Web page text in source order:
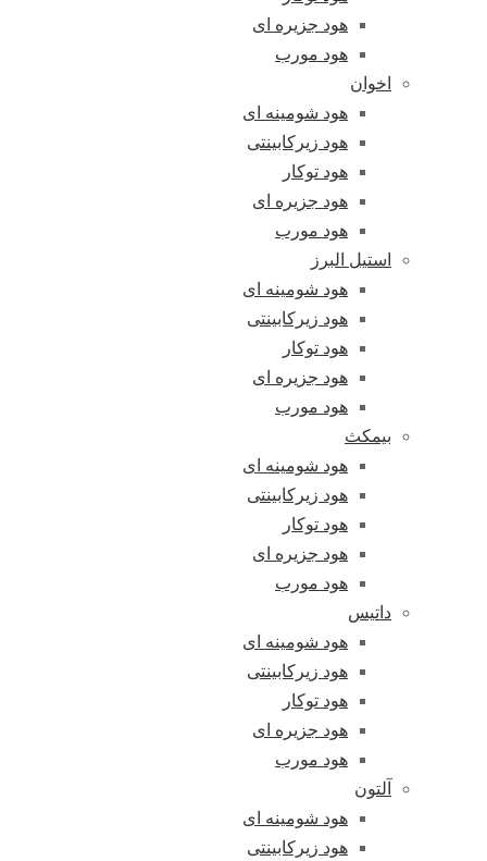
هود جزیره ای
هود مورب
اخوان
هود شومینه ای
هود زیرکابینتی
هود توکار
هود جزیره ای
هود مورب
استیل البرز
هود شومینه ای
هود زیرکابینتی
هود توکار
هود جزیره ای
هود مورب
بیمکث
هود شومینه ای
هود زیرکابینتی
هود توکار
هود جزیره ای
هود مورب
داتیس
هود شومینه ای
هود زیرکابینتی
هود توکار
هود جزیره ای
هود مورب
آلتون
هود شومینه ای
هود زیرکابینتی